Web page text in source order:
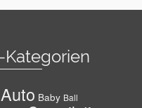
Auto Baby Ball